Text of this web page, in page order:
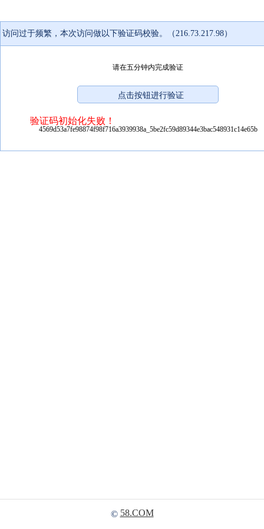
访问过于频繁，本次访问做以下验证码校验。（216.73.217.98）
请在五分钟内完成验证
验证码初始化失败！
4569d53a7fe98874f98f716a3939938a_5be2fc59d89344e3bac548931c14e65b
© 58.COM